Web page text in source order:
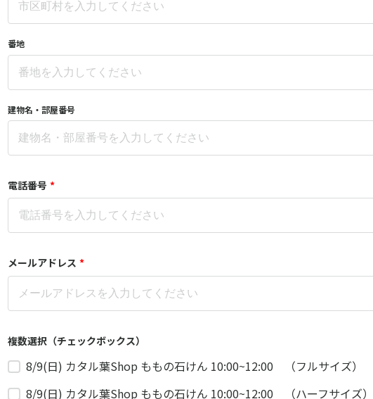
番地
建物名・部屋番号
電話番号 *
メールアドレス *
複数選択（チェックボックス）
8/9(日) カタル葉Shop ももの石けん 10:00~12:00 （フルサイズ）
8/9(日) カタル葉Shop ももの石けん 10:00~12:00 （ハーフサイズ）